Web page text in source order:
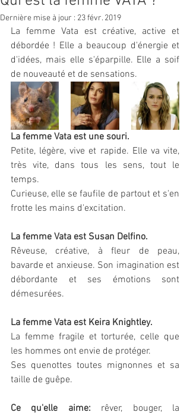
Dernière mise à jour : 23 févr. 2019
La femme Vata est créative, active et
débordée ! Elle a beaucoup d'énergie et
d'idées, mais elle s'éparpille. Elle a soif
de nouveauté et de sensations.
La femme Vata est une souri.
Petite, légère, vive et rapide. Elle va vite,
très vite, dans tous les sens, tout le
temps.
Curieuse, elle se faufile de partout et s'en
frotte les mains d'excitation.
La femme Vata est Susan Delfino.
Rêveuse, créative, à fleur de peau,
bavarde et anxieuse. Son imagination est
débordante et ses émotions sont
démesurées.
La femme Vata est Keira Knightley.
La femme fragile et torturée, celle que
les hommes ont envie de protéger.
Ses quenottes toutes mignonnes et sa
taille de guêpe.
Ce qu'elle aime: rêver, bouger, la